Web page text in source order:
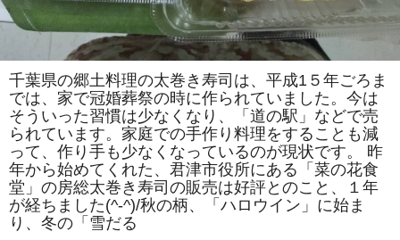
千葉県の郷土料理の太巻き寿司は、平成1５年ごろま
では、家で冠婚葬祭の時に作られていました。今は
そういった習慣は少なくなり、「道の駅」などで売
られています。家庭での手作り料理をすることも減
って、作り手も少なくなっているのが現状です。 昨
年から始めてくれた、君津市役所にある「菜の花食
堂」の房総太巻き寿司の販売は好評とのこと、１年
が経ちました(^-^)/秋の柄、「ハロウイン」に始ま
り、冬の「雪だる